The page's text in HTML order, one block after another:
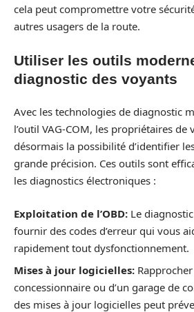
cela peut compromettre votre
autres usagers de la route.
Utiliser les outils
diagnostic des voyants
Avec les technologies de diagnostic
l’outil VAG-COM, les propriétaires de
désormais la possibilité d’identifier
grande précision. Ces outils sont
les diagnostics électroniques :
Exploitation de l’OBD: Le
fournir des codes d’erreur qui vous
rapidement tout dysfonctionnement.
Mises à jour logicielles:
concessionnaire ou d’un garage de
des mises à jour logicielles peut